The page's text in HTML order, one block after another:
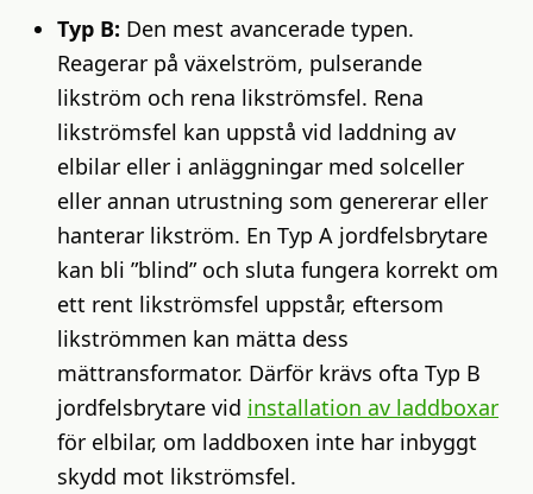
Typ B: Den mest avancerade typen.
Reagerar på växelström, pulserande
likström och rena likströmsfel. Rena
likströmsfel kan uppstå vid laddning av
elbilar eller i anläggningar med solceller
eller annan utrustning som genererar eller
hanterar likström. En Typ A jordfelsbrytare
kan bli ”blind” och sluta fungera korrekt om
ett rent likströmsfel uppstår, eftersom
likströmmen kan mätta dess
mättransformator. Därför krävs ofta Typ B
jordfelsbrytare vid installation av laddboxar
för elbilar, om laddboxen inte har inbyggt
skydd mot likströmsfel.